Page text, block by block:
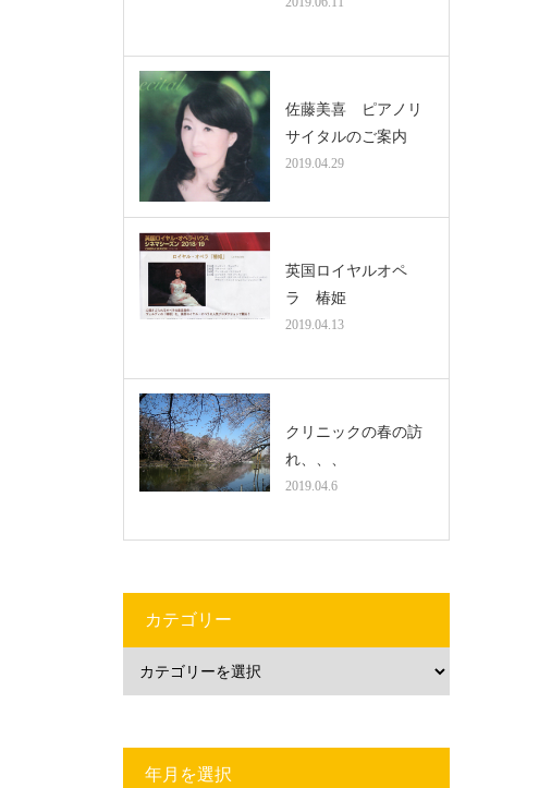
佐藤美喜 ピアノリ
サイタルのご案内
2019.04.29
英国ロイヤルオペ
ラ 椿姫
2019.04.13
クリニックの春の訪
れ、、、
2019.04.6
カテゴリー
年月を選択